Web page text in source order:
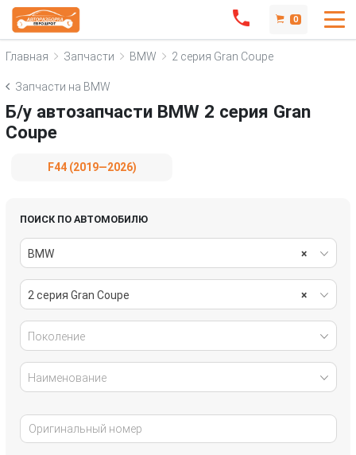
0
Главная Запчасти BMW 2 серия Gran Coupe
Запчасти на BMW
Б/у автозапчасти BMW 2 серия Gran
Coupe
F44 (2019—2026)
ПОИСК ПО АВТОМОБИЛЮ
×
BMW
×
2 серия Gran Coupe
Поколение
Наименование